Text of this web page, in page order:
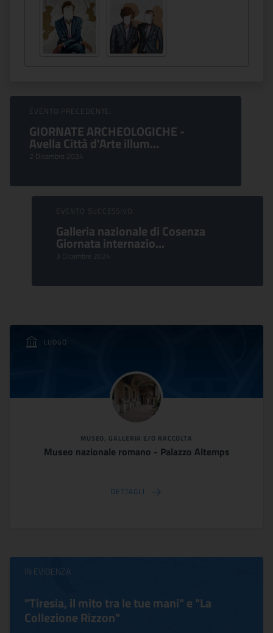
Sfoglia Eventi
EVENTO PRECEDENTE:
GIORNATE ARCHEOLOGICHE -
Avella Città d'Arte illum...
2 Dicembre 2024
EVENTO SUCCESSIVO:
Galleria nazionale di Cosenza
Giornata internazio...
3 Dicembre 2024
LUOGO
MUSEO, GALLERIA E/O RACCOLTA
Museo nazionale romano - Palazzo Altemps
DETTAGLI
IN EVIDENZA
"Tiresia, il mito tra le tue mani" e "La
Collezione Rizzon"